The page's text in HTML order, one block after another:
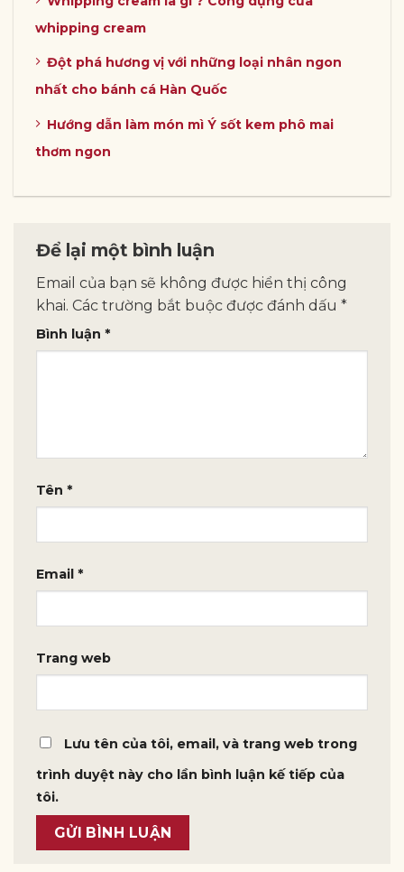
whipping cream
Đột phá hương vị với những loại nhân ngon
nhất cho bánh cá Hàn Quốc
Hướng dẫn làm món mì Ý sốt kem phô mai
thơm ngon
Để lại một bình luận
Email của bạn sẽ không được hiển thị công
khai. Các trường bắt buộc được đánh dấu *
Bình luận *
Tên *
Email *
Trang web
Lưu tên của tôi, email, và trang web trong
trình duyệt này cho lần bình luận kế tiếp của
tôi.